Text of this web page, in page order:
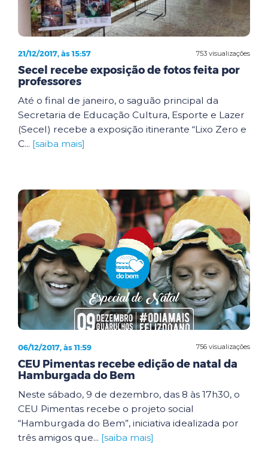
753 visualizações
21/12/2017, às 15:57
Secel recebe exposição de fotos feita por
professores
Até o final de janeiro, o saguão principal da
Secretaria de Educação Cultura, Esporte e Lazer
(Secel) recebe a exposição itinerante “Lixo Zero e
C... [saiba mais]
756 visualizações
06/12/2017, às 11:59
CEU Pimentas recebe edição de natal da
Hamburgada do Bem
Neste sábado, 9 de dezembro, das 8 às 17h30, o
CEU Pimentas recebe o projeto social
“Hamburgada do Bem”, iniciativa idealizada por
três amigos que... [saiba mais]